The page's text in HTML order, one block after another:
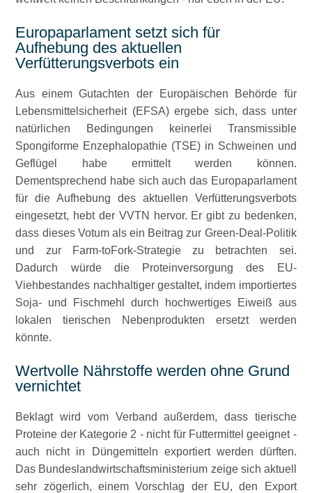
Europaparlament setzt sich für
Aufhebung des aktuellen
Verfütterungsverbots ein
Aus einem Gutachten der Europäischen Behörde für
Lebensmittelsicherheit (EFSA) ergebe sich, dass unter
natürlichen Bedingungen keinerlei Transmissible
Spongiforme Enzephalopathie (TSE) in Schweinen und
Geflügel habe ermittelt werden können.
Dementsprechend habe sich auch das Europaparlament
für die Aufhebung des aktuellen Verfütterungsverbots
eingesetzt, hebt der VVTN hervor. Er gibt zu bedenken,
dass dieses Votum als ein Beitrag zur Green-Deal-Politik
und zur Farm-toFork-Strategie zu betrachten sei.
Dadurch würde die Proteinversorgung des EU-
Viehbestandes nachhaltiger gestaltet, indem importiertes
Soja- und Fischmehl durch hochwertiges Eiweiß aus
lokalen tierischen Nebenprodukten ersetzt werden
könnte.
Wertvolle Nährstoffe werden ohne Grund
vernichtet
Beklagt wird vom Verband außerdem, dass tierische
Proteine der Kategorie 2 - nicht für Futtermittel geeignet -
auch nicht in Düngemitteln exportiert werden dürften.
Das Bundeslandwirtschaftsministerium zeige sich aktuell
sehr zögerlich, einem Vorschlag der EU, den Export